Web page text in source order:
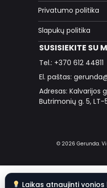
Privatumo politika
Slapukų politika
SUSISIEKITE SU
Tel.: +370 612 44811
El. paštas:
Adresas: Kalvarijos
Butrimonių g. 5, LT-
© 2026 Gerunda.
Laikas atnaujinti